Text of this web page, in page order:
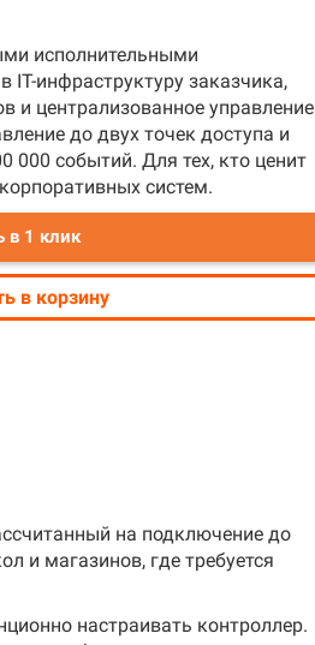
исполнительными
IT-инфраструктуру заказчика,
и централизованное управление
до двух точек доступа и
000 событий. Для тех, кто ценит
систем.
в 1 клик
в корзину
на подключение до
и магазинов, где требуется
настраивать контроллер.
ими заказанной продукции.
потребуется выбрать
удобные варианты. Итак,
а вы перечислите на
режиме.